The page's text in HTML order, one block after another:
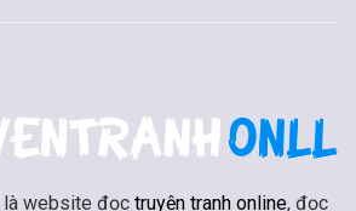
là website đọc truyện tranh online, đọc